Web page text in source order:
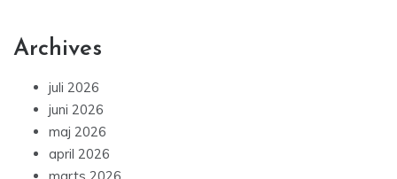
Archives
juli 2026
juni 2026
maj 2026
april 2026